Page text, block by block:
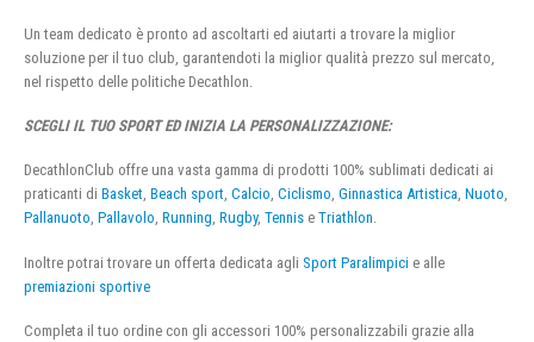
Un team dedicato è pronto ad ascoltarti ed aiutarti a trovare la miglior
soluzione per il tuo club, garantendoti la miglior qualità prezzo sul mercato,
nel rispetto delle politiche Decathlon.
SCEGLI IL TUO SPORT ED INIZIA LA PERSONALIZZAZIONE:
DecathlonClub offre una vasta gamma di prodotti 100% sublimati dedicati ai
praticanti di Basket, Beach sport, Calcio, Ciclismo, Ginnastica Artistica, Nuoto,
Pallanuoto, Pallavolo, Running, Rugby, Tennis e Triathlon.
Inoltre potrai trovare un offerta dedicata agli Sport Paralimpici e alle
premiazioni sportive
Completa il tuo ordine con gli accessori 100% personalizzabili grazie alla